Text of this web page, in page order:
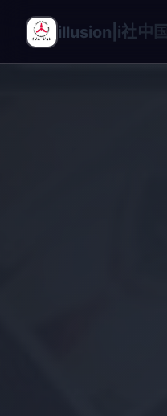
illusion|i社中国